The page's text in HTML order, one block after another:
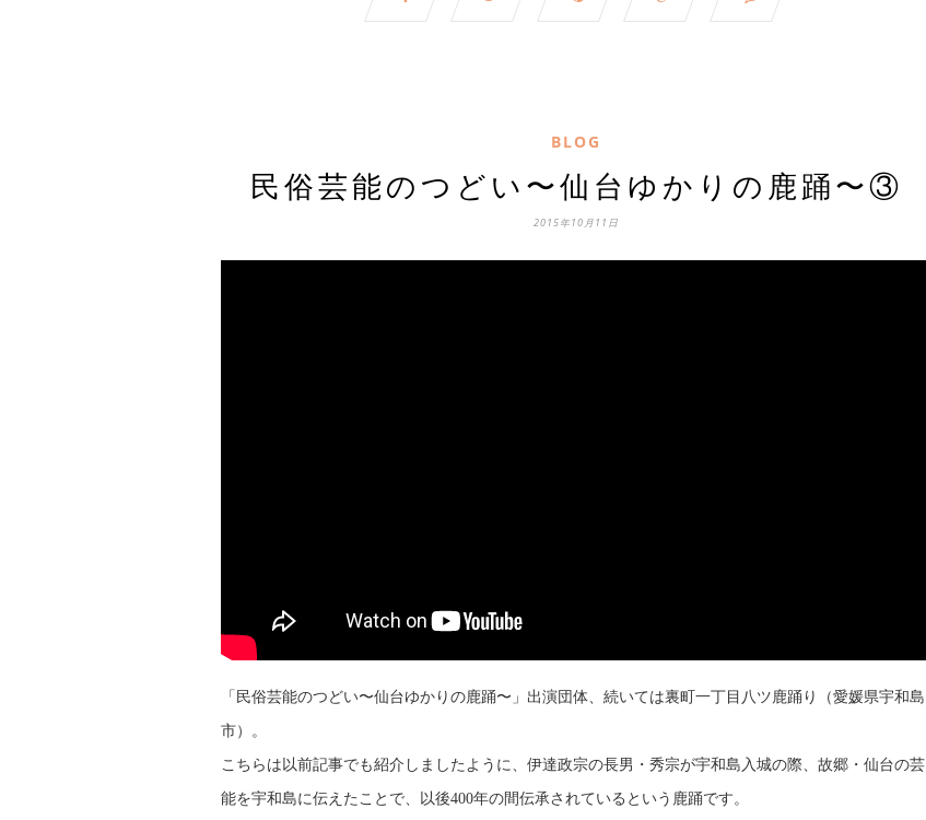
BLOG
民俗芸能のつどい〜仙台ゆかりの鹿踊〜③
2015年10月11日
「民俗芸能のつどい〜仙台ゆかりの鹿踊〜」出演団体、続いては裏町一丁目八ツ鹿踊り（愛媛県宇和島
市）。
こちらは以前記事でも紹介しましたように、伊達政宗の長男・秀宗が宇和島入城の際、故郷・仙台の芸
能を宇和島に伝えたことで、以後400年の間伝承されているという鹿踊です。